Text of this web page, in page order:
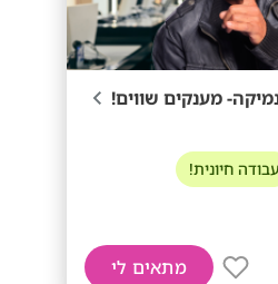
מענקים שווים!
עבודה חיונית!
מתאים לי